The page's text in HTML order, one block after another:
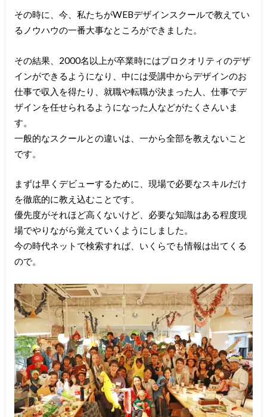
その時に、今、私たちがWEBデザインスクールで教えてい
るノウハウの一番大事なところができました。
その結果、2000名以上が卒業時にはプロクオリティのデザ
インができるようになり、中には受講中からデザインのお
仕事で収入を得たり、就職や転職が決まった人、仕事でデ
ザインを任せられるようになった人などがたくさんいま
す。
一般的なスクールとの違いは、一から全部を教えないこと
です。
まずは早くデビューするために、現場で必要なスキルだけ
を徹底的に教え込むことです。
優先度がそれほど高くないけど、必要な知識はある程度現
場でやりながら覚えていくようにしました。
今の時代ネットで検索すれば、いくらでも情報は出てくる
ので。